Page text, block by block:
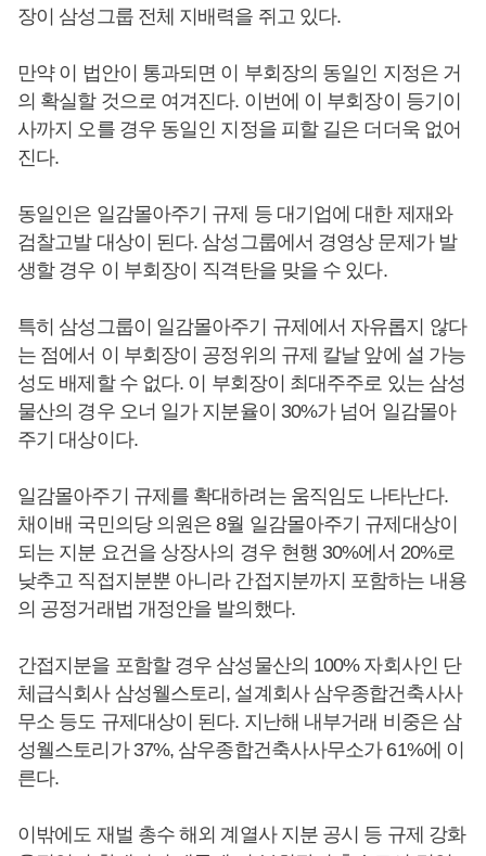
장이 삼성그룹 전체 지배력을 쥐고 있다.
만약 이 법안이 통과되면 이 부회장의 동일인 지정은 거
의 확실할 것으로 여겨진다. 이번에 이 부회장이 등기이
사까지 오를 경우 동일인 지정을 피할 길은 더더욱 없어
진다.
동일인은 일감몰아주기 규제 등 대기업에 대한 제재와
검찰고발 대상이 된다. 삼성그룹에서 경영상 문제가 발
생할 경우 이 부회장이 직격탄을 맞을 수 있다.
특히 삼성그룹이 일감몰아주기 규제에서 자유롭지 않다
는 점에서 이 부회장이 공정위의 규제 칼날 앞에 설 가능
성도 배제할 수 없다. 이 부회장이 최대주주로 있는 삼성
물산의 경우 오너 일가 지분율이 30%가 넘어 일감몰아
주기 대상이다.
일감몰아주기 규제를 확대하려는 움직임도 나타난다.
채이배 국민의당 의원은 8월 일감몰아주기 규제대상이
되는 지분 요건을 상장사의 경우 현행 30%에서 20%로
낮추고 직접지분뿐 아니라 간접지분까지 포함하는 내용
의 공정거래법 개정안을 발의했다.
간접지분을 포함할 경우 삼성물산의 100% 자회사인 단
체급식회사 삼성웰스토리, 설계회사 삼우종합건축사사
무소 등도 규제대상이 된다. 지난해 내부거래 비중은 삼
성웰스토리가 37%, 삼우종합건축사사무소가 61%에 이
른다.
이밖에도 재벌 총수 해외 계열사 지분 공시 등 규제 강화